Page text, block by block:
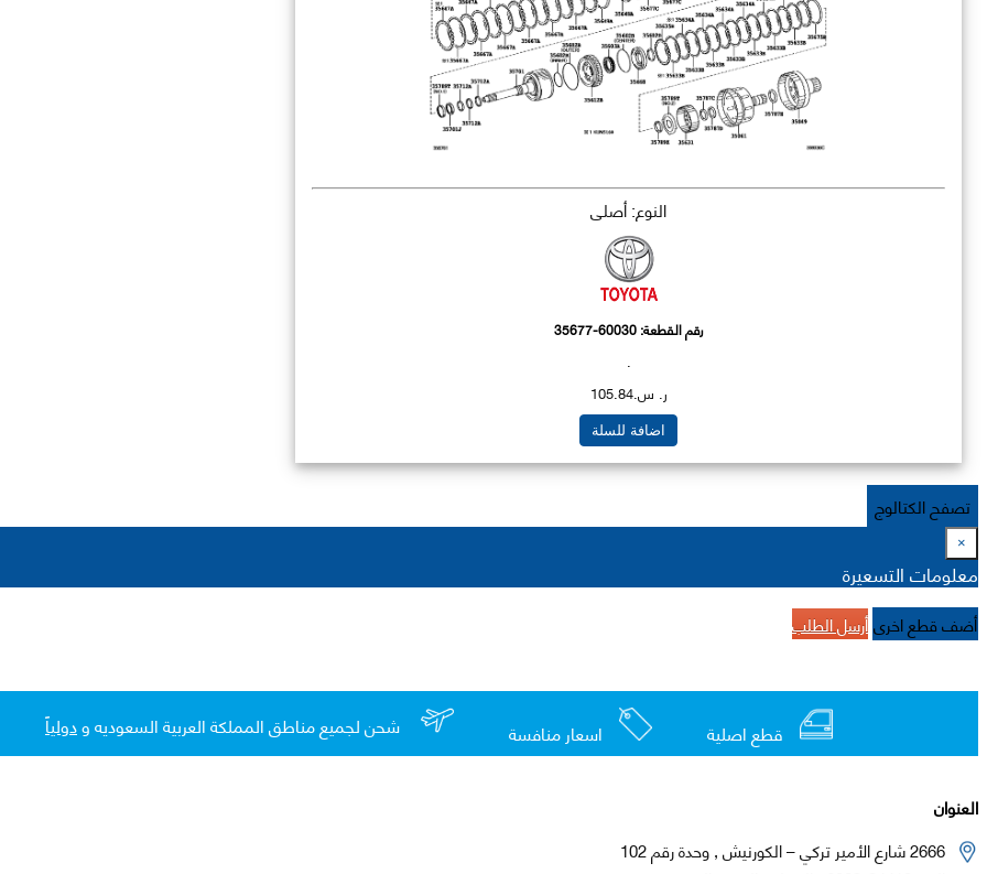
النوع: أصلي
رقم القطعة:35677-60030
.
ر. س.105.84
اضافة للسلة
تصفح الكتالوج
×
معلومات التسعيرة
أضف قطع اخرىأرسل الطلب
قطع اصلية اسعار منافسة شحن لجميع مناطق المملكة العربية السعوديه ودولياً
العنوان
2666 شارع الأمير تركي – الكورنيش , وحدة رقم 102